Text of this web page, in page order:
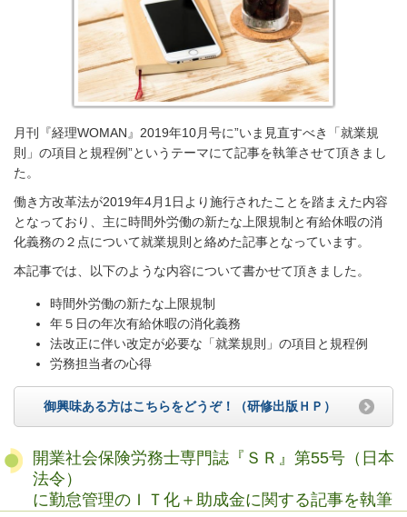
月刊『経理WOMAN』2019年10月号に”いま見直すべき「就業規
則」の項目と規程例”というテーマにて記事を執筆させて頂きまし
た。
働き方改革法が2019年4月1日より施行されたことを踏まえた内容
となっており、主に時間外労働の新たな上限規制と有給休暇の消
化義務の２点について就業規則と絡めた記事となっています。
本記事では、以下のような内容について書かせて頂きました。
時間外労働の新たな上限規制
年５日の年次有給休暇の消化義務
法改正に伴い改定が必要な「就業規則」の項目と規程例
労務担当者の心得
御興味ある方はこちらをどうぞ！（研修出版ＨＰ）
開業社会保険労務士専門誌『ＳＲ』第55号（日本
法令）
に勤怠管理のＩＴ化＋助成金に関する記事を執筆